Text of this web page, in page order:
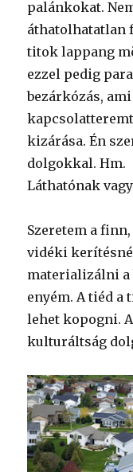
palánkokat.
áthatolhatatlan
titok lappang
ezzel pedig
bezárkózás,
kizárása. Én
dolgokkal. Hm.
Láthatónak
Szeretem a
vidéki
materializálni a
enyém. A tiéd a
lehet kopogni.
kulturáltság